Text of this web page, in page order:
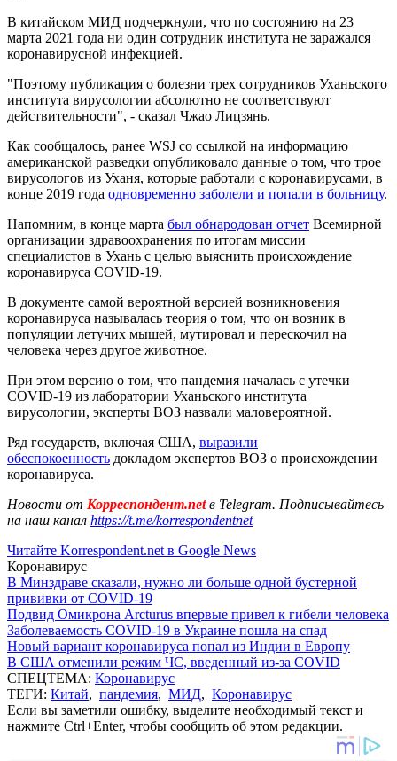
В китайском МИД подчеркнули, что по состоянию на 23
марта 2021 года ни один сотрудник института не заражался
коронавирусной инфекцией.
"Поэтому публикация о болезни трех сотрудников Уханьского
института вирусологии абсолютно не соответствуют
действительности", - сказал Чжао Лицзянь.
Как сообщалось, ранее WSJ со ссылкой на информацию
американской разведки опубликовало данные о том, что трое
вирусологов из Уханя, которые работали с коронавирусами, в
конце 2019 года одновременно заболели и попали в больницу.
Напомним, в конце марта был обнародован отчет Всемирной
организации здравоохранения по итогам миссии
специалистов в Ухань с целью выяснить происхождение
коронавируса COVID-19.
В документе самой вероятной версией возникновения
коронавируса называлась теория о том, что он возник в
популяции летучих мышей, мутировал и перескочил на
человека через другое животное.
При этом версию о том, что пандемия началась с утечки
COVID-19 из лаборатории Уханьского института
вирусологии, эксперты ВОЗ назвали маловероятной.
Ряд государств, включая США, выразили
обеспокоенность докладом экспертов ВОЗ о происхождении
коронавируса.
Новости от Корреспондент.netв Telegram. Подписывайтесь
на наш канал https://t.me/korrespondentnet
Читайте Korrespondent.net в Google News
Коронавирус
В Минздраве сказали, нужно ли больше одной бустерной
прививки от COVID-19
Подвид Омикрона Arcturus впервые привел к гибели человека
Заболеваемость COVID-19 в Украине пошла на спад
Новый вариант коронавируса попал из Индии в Европу
В США отменили режим ЧС, введенный из-за COVID
СПЕЦТЕМА: Коронавирус
ТЕГИ: Китай, пандемия, МИД, Коронавирус
Если вы заметили ошибку, выделите необходимый текст и
нажмите Ctrl+Enter, чтобы сообщить об этом редакции.